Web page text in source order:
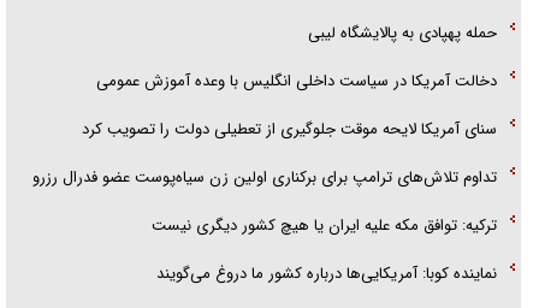
حمله پهپادی به پالایشگاه لیبی
دخالت آمریکا در سیاست داخلی انگلیس با وعده آموزش عمومی
سنای آمریکا لایحه موقت جلوگیری از تعطیلی دولت را تصویب کرد
تداوم تلاش‌های ترامپ برای برکناری اولین زن سیاه‌پوست عضو فدرال رزرو
ترکیه: توافق مکه علیه ایران یا هیچ کشور دیگری نیست
نماینده کوبا: آمریکایی‌ها درباره کشور ما دروغ می‌گویند